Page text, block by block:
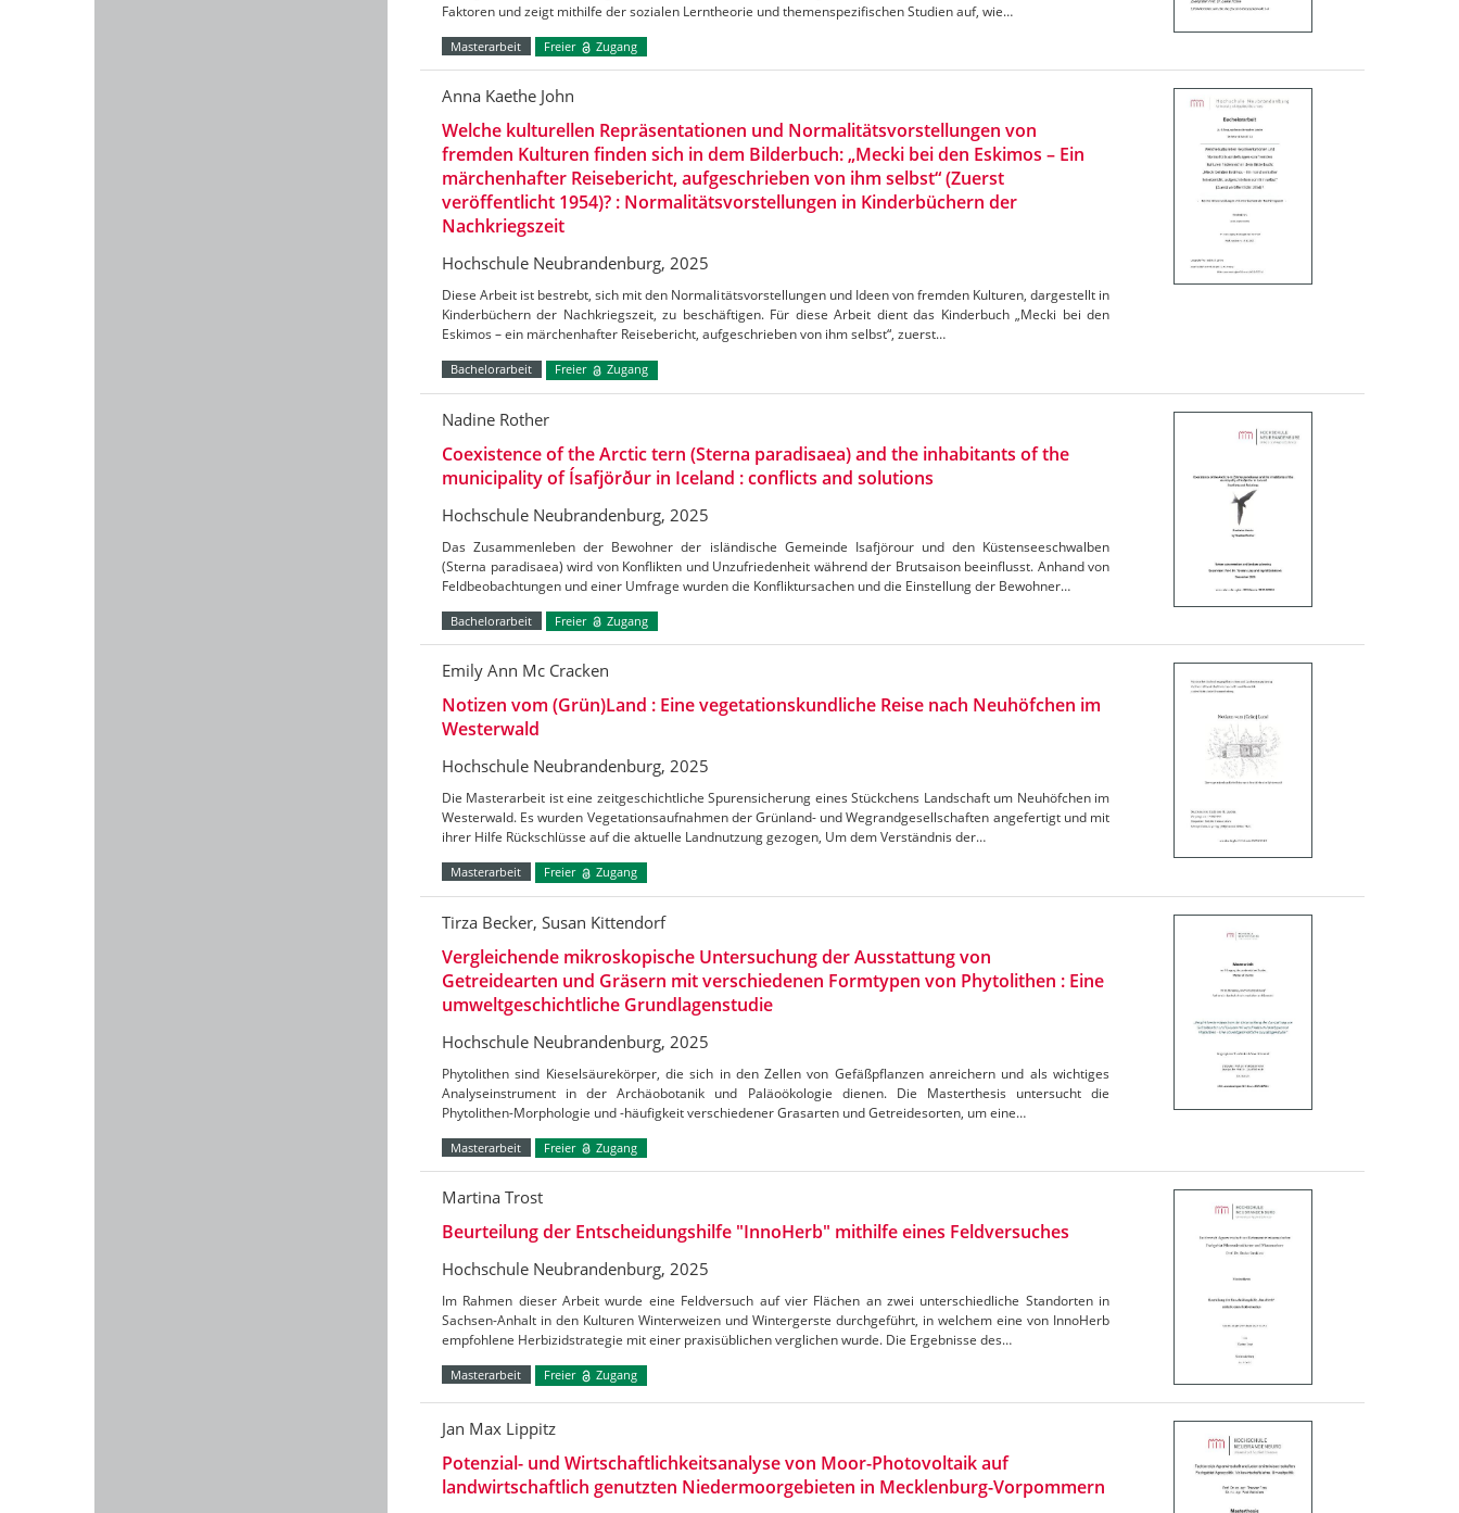
Faktoren und zeigt mithilfe der sozialen Lerntheorie und themenspezifischen Studien auf, wie…
Masterarbeit Freier Zugang
Anna Kaethe John
Welche kulturellen Repräsentationen und Normalitätsvorstellungen von
fremden Kulturen finden sich in dem Bilderbuch: „Mecki bei den Eskimos – Ein
märchenhafter Reisebericht, aufgeschrieben von ihm selbst“ (Zuerst
veröffentlicht 1954)? : Normalitätsvorstellungen in Kinderbüchern der
Nachkriegszeit
Hochschule Neubrandenburg, 2025
Diese Arbeit ist bestrebt, sich mit den Normalitätsvorstellungen und Ideen von fremden Kulturen, dargestellt in
Kinderbüchern der Nachkriegszeit, zu beschäftigen. Für diese Arbeit dient das Kinderbuch „Mecki bei den
Eskimos – ein märchenhafter Reisebericht, aufgeschrieben von ihm selbst“, zuerst…
Bachelorarbeit Freier Zugang
Nadine Rother
Coexistence of the Arctic tern (Sterna paradisaea) and the inhabitants of the
municipality of Ísafjörður in Iceland : conflicts and solutions
Hochschule Neubrandenburg, 2025
Das Zusammenleben der Bewohner der isländische Gemeinde Isafjörour und den Küstenseeschwalben
(Sterna paradisaea) wird von Konflikten und Unzufriedenheit während der Brutsaison beeinflusst. Anhand von
Feldbeobachtungen und einer Umfrage wurden die Konfliktursachen und die Einstellung der Bewohner…
Bachelorarbeit Freier Zugang
Emily Ann Mc Cracken
Notizen vom (Grün)Land : Eine vegetationskundliche Reise nach Neuhöfchen im
Westerwald
Hochschule Neubrandenburg, 2025
Die Masterarbeit ist eine zeitgeschichtliche Spurensicherung eines Stückchens Landschaft um Neuhöfchen im
Westerwald. Es wurden Vegetationsaufnahmen der Grünland- und Wegrandgesellschaften angefertigt und mit
ihrer Hilfe Rückschlüsse auf die aktuelle Landnutzung gezogen, Um dem Verständnis der…
Masterarbeit Freier Zugang
Tirza Becker, Susan Kittendorf
Vergleichende mikroskopische Untersuchung der Ausstattung von
Getreidearten und Gräsern mit verschiedenen Formtypen von Phytolithen : Eine
umweltgeschichtliche Grundlagenstudie
Hochschule Neubrandenburg, 2025
Phytolithen sind Kieselsäurekörper, die sich in den Zellen von Gefäßpflanzen anreichern und als wichtiges
Analyseinstrument in der Archäobotanik und Paläoökologie dienen. Die Masterthesis untersucht die
Phytolithen-Morphologie und -häufigkeit verschiedener Grasarten und Getreidesorten, um eine…
Masterarbeit Freier Zugang
Martina Trost
Beurteilung der Entscheidungshilfe "InnoHerb" mithilfe eines Feldversuches
Hochschule Neubrandenburg, 2025
Im Rahmen dieser Arbeit wurde eine Feldversuch auf vier Flächen an zwei unterschiedliche Standorten in
Sachsen-Anhalt in den Kulturen Winterweizen und Wintergerste durchgeführt, in welchem eine von InnoHerb
empfohlene Herbizidstrategie mit einer praxisüblichen verglichen wurde. Die Ergebnisse des…
Masterarbeit Freier Zugang
Jan Max Lippitz
Potenzial- und Wirtschaftlichkeitsanalyse von Moor-Photovoltaik auf
landwirtschaftlich genutzten Niedermoorgebieten in Mecklenburg-Vorpommern